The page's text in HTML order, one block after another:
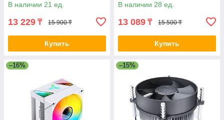
В наличии 21 ед.
13 229 ₸ 15 900 ₸
Купить
В наличии 28 ед.
13 089 ₸ 15 500 ₸
Купить
–16% –15%